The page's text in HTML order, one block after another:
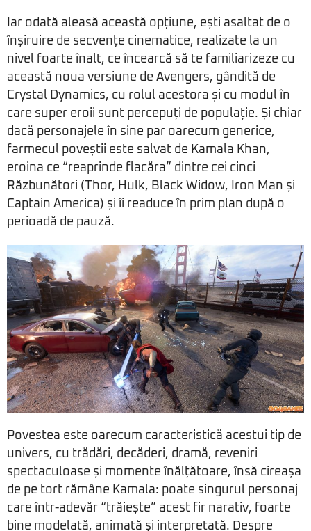
Iar odată aleasă această opțiune, ești asaltat de o
înșiruire de secvențe cinematice, realizate la un
nivel foarte înalt, ce încearcă să te familiarizeze cu
această noua versiune de Avengers, gândită de
Crystal Dynamics, cu rolul acestora și cu modul în
care super eroii sunt percepuți de populație. Și chiar
dacă personajele în sine par oarecum generice,
farmecul poveștii este salvat de Kamala Khan,
eroina ce “reaprinde flacăra” dintre cei cinci
Răzbunători (Thor, Hulk, Black Widow, Iron Man și
Captain America) și îi readuce în prim plan după o
perioadă de pauză.
Povestea este oarecum caracteristică acestui tip de
univers, cu trădări, decăderi, dramă, reveniri
spectaculoase și momente înălțătoare, însă cireașa
de pe tort rămâne Kamala: poate singurul personaj
care într-adevăr “trăiește” acest fir narativ, foarte
bine modelată, animată și interpretată. Despre